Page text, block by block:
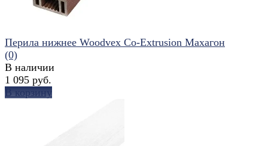
Перила нижнее Woodvex Co-Extrusion Махагон
(0)
В наличии
1 095 руб.
В корзину